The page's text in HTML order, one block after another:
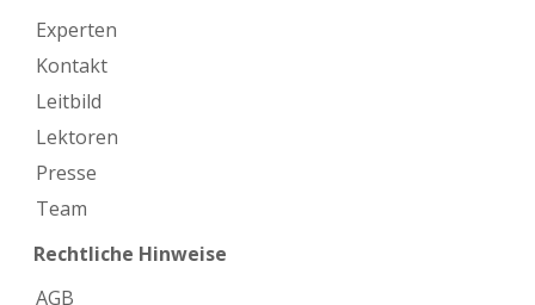
Experten
Kontakt
Leitbild
Lektoren
Presse
Team
Rechtliche Hinweise
AGB